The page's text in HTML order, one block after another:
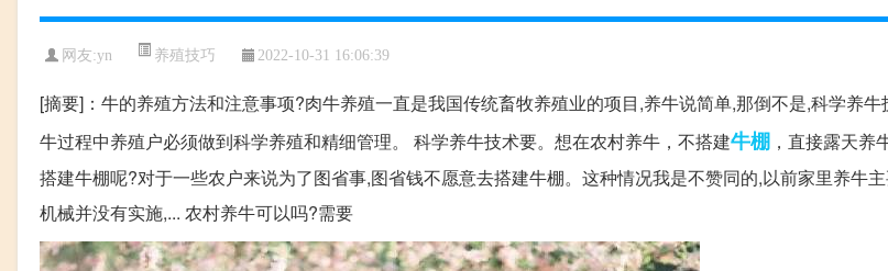
网友:yn 养殖技巧 2022-10-31 16:06:39
[摘要]：牛的养殖方法和注意事项?肉牛养殖一直是我国传统畜牧养殖业的项目,养牛说简单,那倒不是,科学养
牛过程中养殖户必须做到科学养殖和精细管理。 科学养牛技术要。想在农村养牛，不搭建牛棚 ，直接露天养
搭建牛棚呢?对于一些农户来说为了图省事,图省钱不愿意去搭建牛棚。这种情况我是不赞同的,以前家里养牛
机械并没有实施,... 农村养牛可以吗?需要